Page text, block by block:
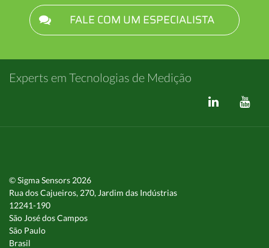
FALE COM UM ESPECIALISTA
Experts em Tecnologias de Medição
© Sigma Sensors 2026
Rua dos Cajueiros, 270, Jardim das Indústrias
12241-190
São José dos Campos
São Paulo
Brasil